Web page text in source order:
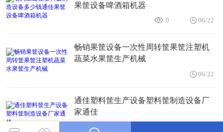
果筐设备啤酒箱机器
0 06/22
畅销果筐设备一次性周转筐果筐注塑机
蔬菜水果筐生产机械
06/22
通佳塑料筐生产设备塑料筐制造设备厂
家通佳